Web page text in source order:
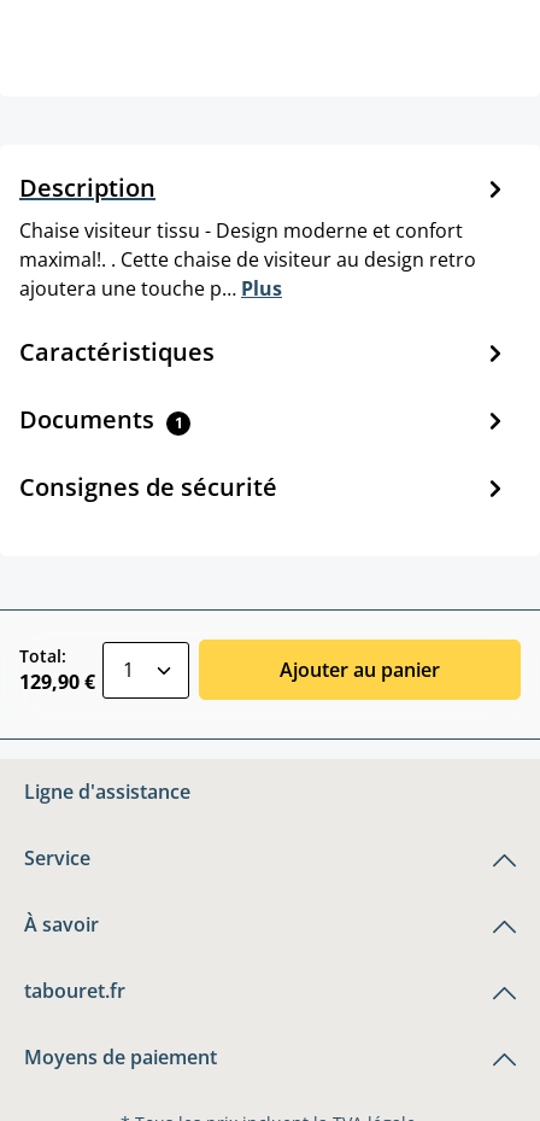
Description
Chaise visiteur tissu - Design moderne et confort
maximal!. . Cette chaise de visiteur au design retro
ajoutera une touche p… Plus
Caractéristiques
Documents 1
Consignes de sécurité
Total:
129,90 € Ajouter au panier
Ligne d'assistance
Service
À savoir
tabouret.fr
Moyens de paiement